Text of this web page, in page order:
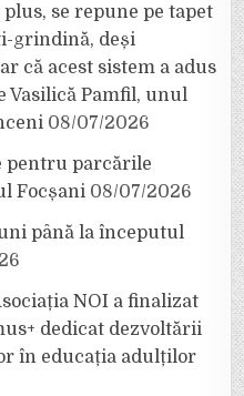
se repune pe tapet
grindină, deși
că acest sistem a adus
Vasilică Pamfil, unul
08/07/2026
pentru parcările
Focșani 08/07/2026
până la începutul
NOI a finalizat
dedicat dezvoltării
în educația adulților